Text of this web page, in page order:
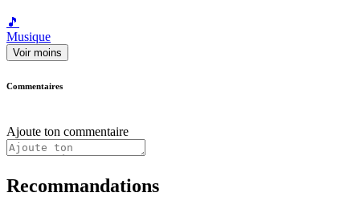
🎵
Musique
Voir moins
Commentaires
Ajoute ton commentaire
Recommandations